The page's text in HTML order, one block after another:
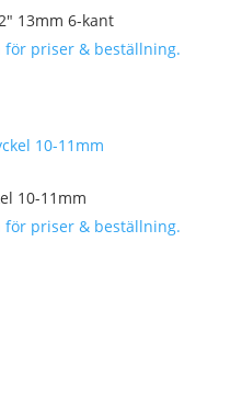
13mm 6-kant
för priser & beställning.
10-11mm
för priser & beställning.